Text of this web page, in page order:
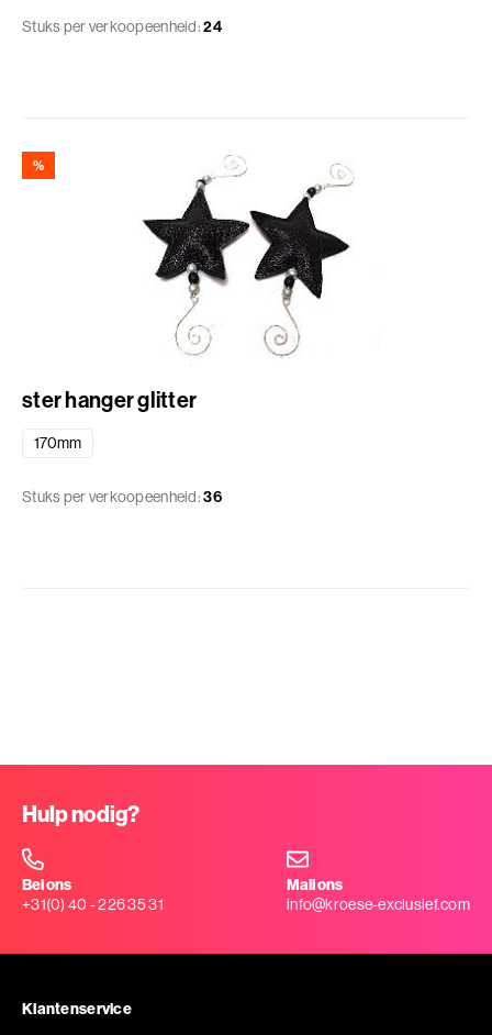
Stuks per verkoopeenheid:24
%
ster hanger glitter
170mm
Stuks per verkoopeenheid:36
Hulp nodig?
Bel ons
+31(0) 40 - 226 35 31
Mail ons
info@kroese-exclusief.com
Klantenservice